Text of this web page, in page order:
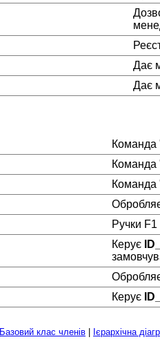
Дає
Дає
Ручки
Керує
Керує
Базовий клас членів Ієрархічна